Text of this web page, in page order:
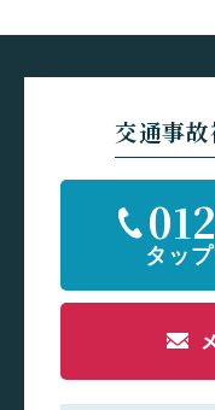
交通事